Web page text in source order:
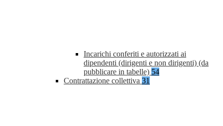
Incarichi conferiti e autorizzati ai
dipendenti (dirigenti e non dirigenti) (da
pubblicare in tabelle) 54
Contrattazione collettiva 31